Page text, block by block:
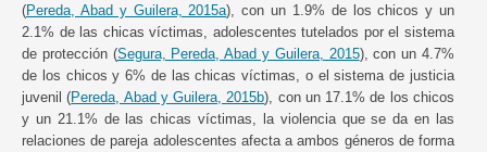
(Pereda, Abad y Guilera, 2015a), con un 1.9% de los chicos y un
2.1% de las chicas víctimas, adolescentes tutelados por el sistema
de protección (Segura, Pereda, Abad y Guilera, 2015), con un 4.7%
de los chicos y 6% de las chicas víctimas, o el sistema de justicia
juvenil (Pereda, Abad y Guilera, 2015b), con un 17.1% de los chicos
y un 21.1% de las chicas víctimas, la violencia que se da en las
relaciones de pareja adolescentes afecta a ambos géneros de forma